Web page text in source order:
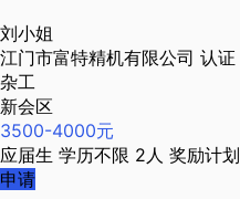
刘小姐
江门市富特精机有限公司 认证
杂工
新会区
3500-4000元
应届生 学历不限 2人 奖励计划
申请